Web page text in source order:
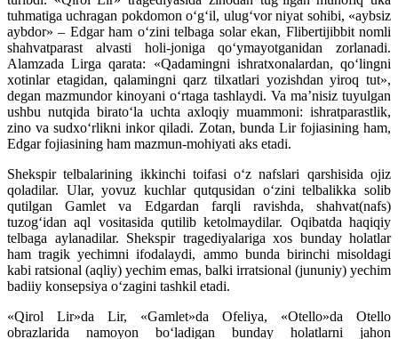
tuhmatiga uchragan pokdomon o‘g‘il, ulug‘vor niyat sohibi, «aybsiz
aybdor» – Edgar ham o‘zini telbaga solar ekan, Flibertijibbit nomli
shahvatparast alvasti holi-joniga qo‘ymayotganidan zorlanadi.
Alamzada Lirga qarata: «Qadamingni ishratxonalardan, qo‘lingni
xotinlar etagidan, qalamingni qarz tilxatlari yozishdan yiroq tut»,
degan mazmundor kinoyani o‘rtaga tashlaydi. Va ma’nisiz tuyulgan
ushbu nutqida birato‘la uchta axloqiy muammoni: ishratparastlik,
zino va sudxo‘rlikni inkor qiladi. Zotan, bunda Lir fojiasining ham,
Edgar fojiasining ham mazmun-mohiyati aks etadi.
Shekspir telbalarining ikkinchi toifasi o‘z nafslari qarshisida ojiz
qoladilar. Ular, yovuz kuchlar qutqusidan o‘zini telbalikka solib
qutilgan Gamlet va Edgardan farqli ravishda, shahvat(nafs)
tuzog‘idan aql vositasida qutilib ketolmaydilar. Oqibatda haqiqiy
telbaga aylanadilar. Shekspir tragediyalariga xos bunday holatlar
ham tragik yechimni ifodalaydi, ammo bunda birinchi misoldagi
kabi ratsional (aqliy) yechim emas, balki irratsional (jununiy) yechim
badiiy konsepsiya o‘zagini tashkil etadi.
«Qirol Lir»da Lir, «Gamlet»da Ofeliya, «Otello»da Otello
obrazlarida namoyon bo‘ladigan bunday holatlarni jahon